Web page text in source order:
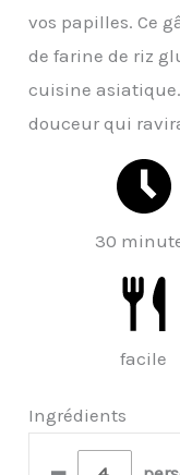
vos papilles. Ce
de farine de riz
cuisine
douceur qui
30
facile
Ingrédients